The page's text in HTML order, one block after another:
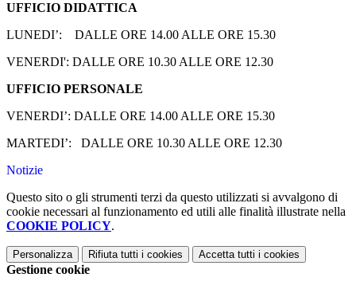
UFFICIO DIDATTICA
LUNEDI’: DALLE ORE 14.00 ALLE ORE 15.30
VENERDI': DALLE ORE 10.30 ALLE ORE 12.30
UFFICIO PERSONALE
VENERDI’: DALLE ORE 14.00 ALLE ORE 15.30
MARTEDI’: DALLE ORE 10.30 ALLE ORE 12.30
Notizie
Questo sito o gli strumenti terzi da questo utilizzati si avvalgono di
cookie necessari al funzionamento ed utili alle finalità illustrate nella
COOKIE POLICY.
Personalizza Rifiuta tutti i cookies Accetta tutti i cookies
Gestione cookie